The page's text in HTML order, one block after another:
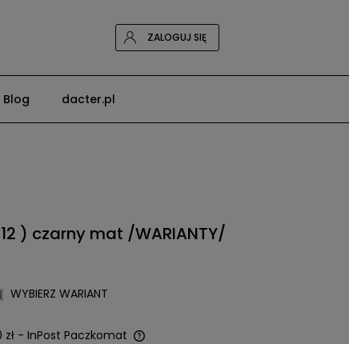
ZALOGUJ SIĘ
Blog dacter.pl
) czarny mat /WARIANTY/
WYBIERZ WARIANT
zł - InPost Paczkomat